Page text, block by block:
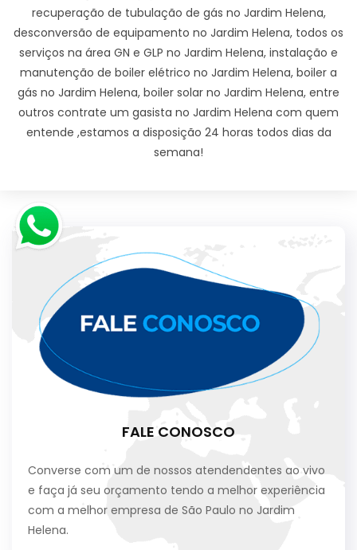
recuperação de tubulação de gás no Jardim Helena,
desconversão de equipamento no Jardim Helena, todos os
serviços na área GN e GLP no Jardim Helena, instalação e
manutenção de boiler elétrico no Jardim Helena, boiler a
gás no Jardim Helena, boiler solar no Jardim Helena, entre
outros contrate um gasista no Jardim Helena com quem
entende ,estamos a disposição 24 horas todos dias da
semana!
FALE CONOSCO
Converse com um de nossos atendendentes ao vivo
e faça já seu orçamento tendo a melhor experiência
com a melhor empresa de São Paulo no Jardim
Helena.